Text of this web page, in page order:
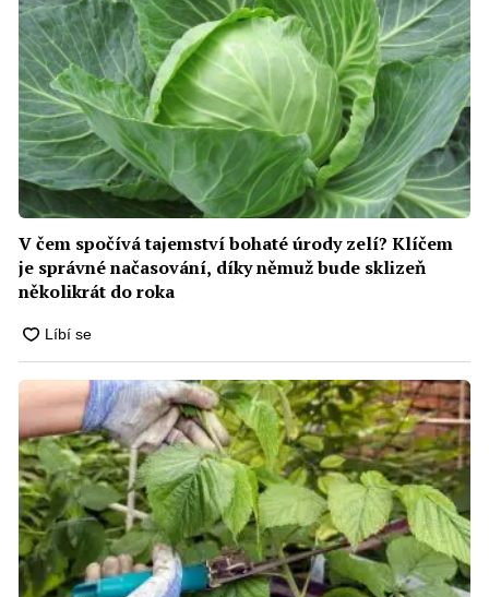
V čem spočívá tajemství bohaté úrody zelí? Klíčem
je správné načasování, díky němuž bude sklizeň
několikrát do roka